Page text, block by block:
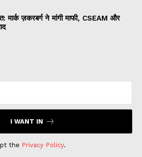
मार्क ज़करबर्ग ने मांगी माफी, CSEAM और
I WANT IN
the Privacy Policy.